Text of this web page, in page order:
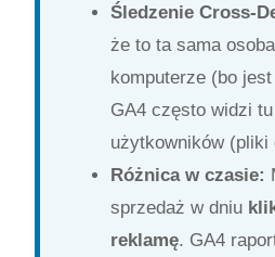
Śledzenie Cross-
że to ta sama
komputerze (bo
GA4 często widzi
użytkowników (pliki
Różnica w czasie:
sprzedaż w dniu
reklamę. GA4